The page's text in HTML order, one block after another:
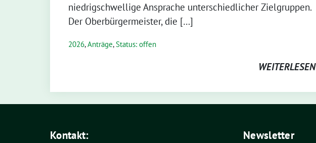
niedrigschwellige Ansprache unterschiedlicher Zielgruppen.
Der Oberbürgermeister, die […]
2026,Anträge,Status: offen
WEITERLESEN
Kontakt: Newsletter